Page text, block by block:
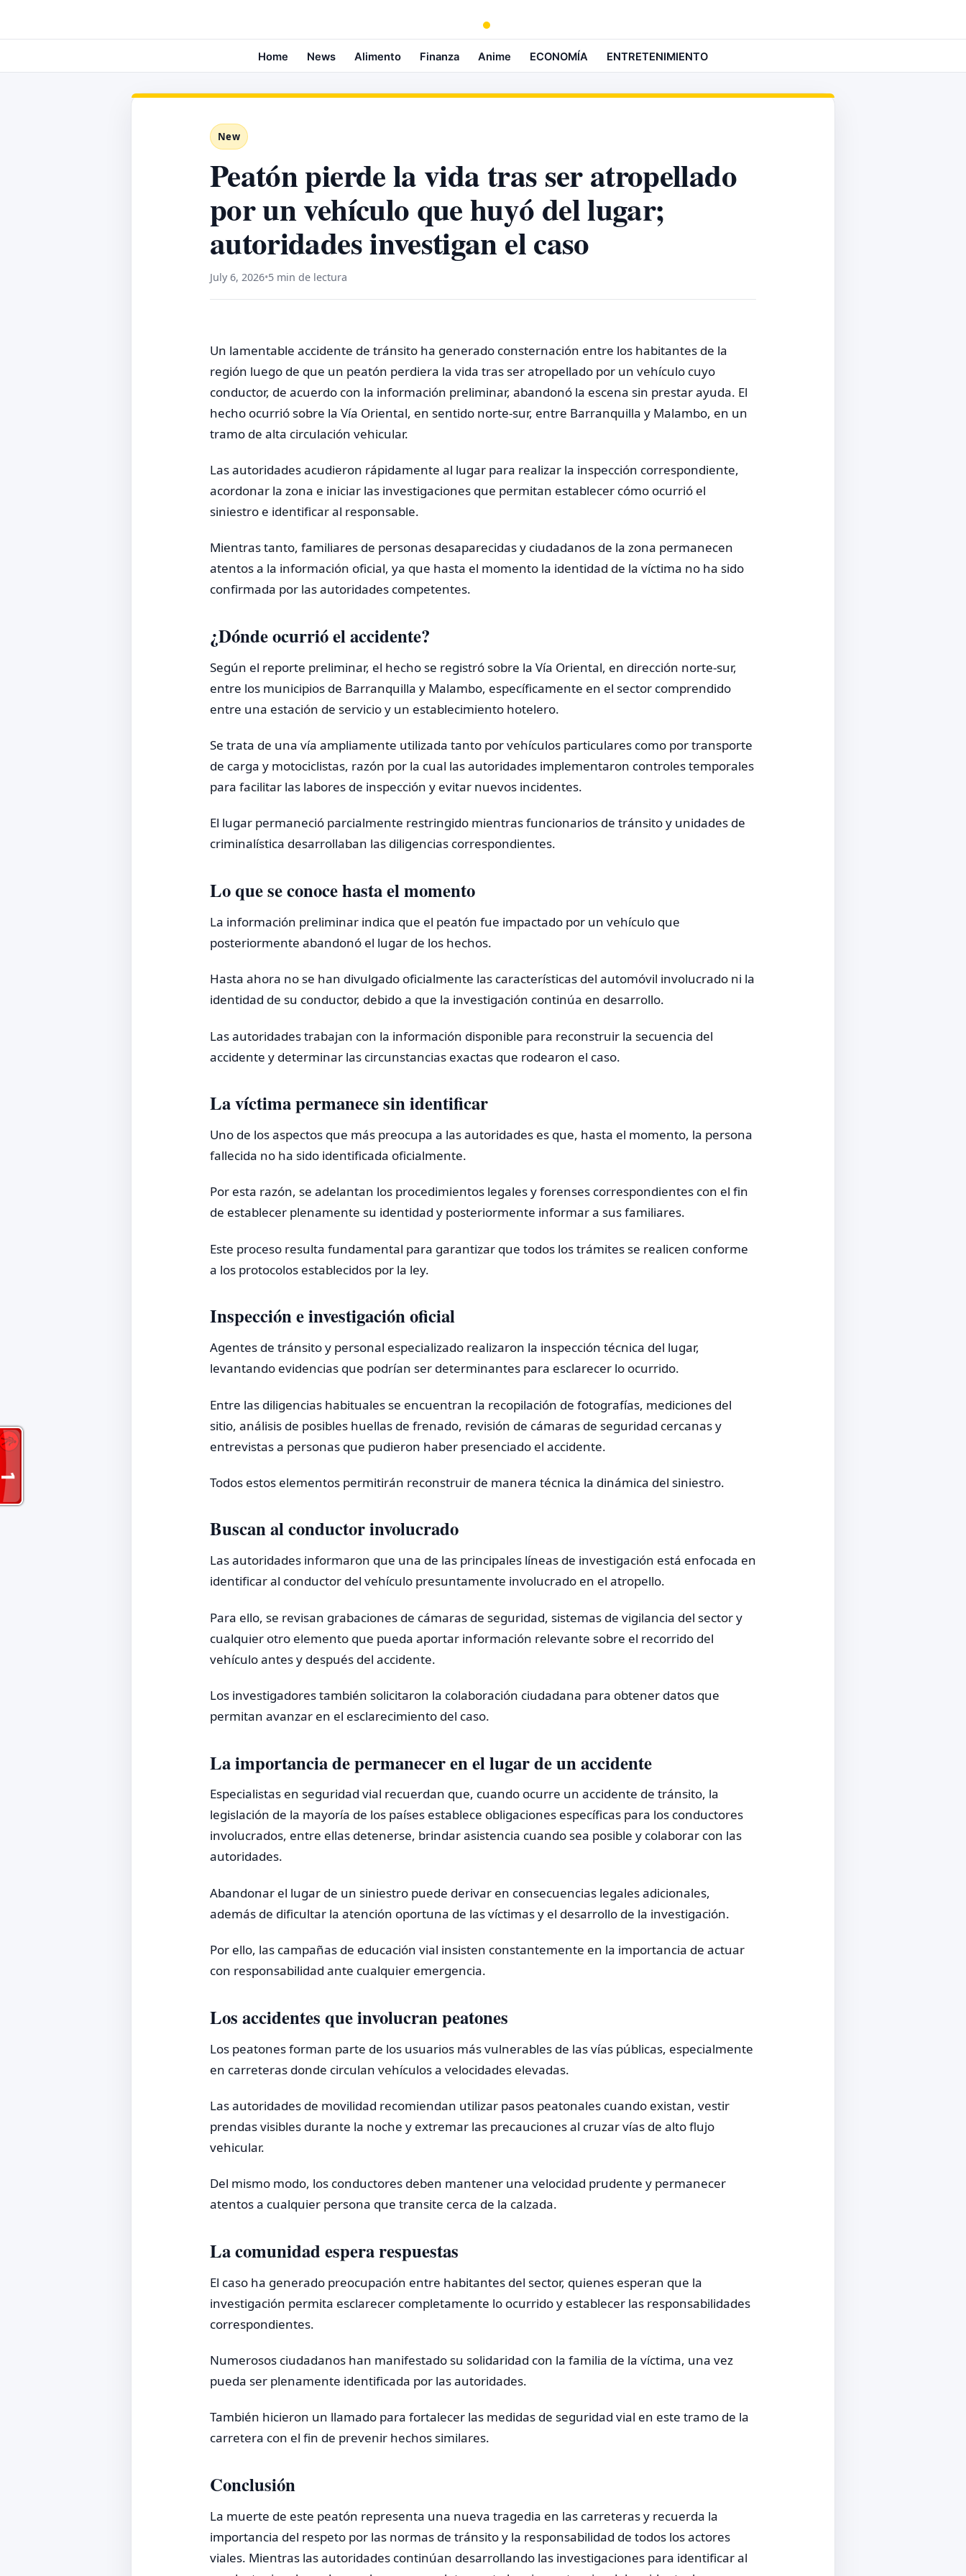
Home News Alimento Finanza Anime ECONOMÍA ENTRETENIMIENTO
New
Peatón pierde la vida tras ser atropellado
por un vehículo que huyó del lugar;
autoridades investigan el caso
July 6, 2026•5 min de lectura
Un lamentable accidente de tránsito ha generado consternación entre los habitantes de la
región luego de que un peatón perdiera la vida tras ser atropellado por un vehículo cuyo
conductor, de acuerdo con la información preliminar, abandonó la escena sin prestar ayuda. El
hecho ocurrió sobre la Vía Oriental, en sentido norte-sur, entre Barranquilla y Malambo, en un
tramo de alta circulación vehicular.
Las autoridades acudieron rápidamente al lugar para realizar la inspección correspondiente,
acordonar la zona e iniciar las investigaciones que permitan establecer cómo ocurrió el
siniestro e identificar al responsable.
Mientras tanto, familiares de personas desaparecidas y ciudadanos de la zona permanecen
atentos a la información oficial, ya que hasta el momento la identidad de la víctima no ha sido
confirmada por las autoridades competentes.
¿Dónde ocurrió el accidente?
Según el reporte preliminar, el hecho se registró sobre la Vía Oriental, en dirección norte-sur,
entre los municipios de Barranquilla y Malambo, específicamente en el sector comprendido
entre una estación de servicio y un establecimiento hotelero.
Se trata de una vía ampliamente utilizada tanto por vehículos particulares como por transporte
de carga y motociclistas, razón por la cual las autoridades implementaron controles temporales
para facilitar las labores de inspección y evitar nuevos incidentes.
El lugar permaneció parcialmente restringido mientras funcionarios de tránsito y unidades de
criminalística desarrollaban las diligencias correspondientes.
Lo que se conoce hasta el momento
La información preliminar indica que el peatón fue impactado por un vehículo que
posteriormente abandonó el lugar de los hechos.
Hasta ahora no se han divulgado oficialmente las características del automóvil involucrado ni la
identidad de su conductor, debido a que la investigación continúa en desarrollo.
Las autoridades trabajan con la información disponible para reconstruir la secuencia del
accidente y determinar las circunstancias exactas que rodearon el caso.
La víctima permanece sin identificar
Uno de los aspectos que más preocupa a las autoridades es que, hasta el momento, la persona
fallecida no ha sido identificada oficialmente.
Por esta razón, se adelantan los procedimientos legales y forenses correspondientes con el fin
de establecer plenamente su identidad y posteriormente informar a sus familiares.
Este proceso resulta fundamental para garantizar que todos los trámites se realicen conforme
a los protocolos establecidos por la ley.
Inspección e investigación oficial
Agentes de tránsito y personal especializado realizaron la inspección técnica del lugar,
levantando evidencias que podrían ser determinantes para esclarecer lo ocurrido.
Entre las diligencias habituales se encuentran la recopilación de fotografías, mediciones del
sitio, análisis de posibles huellas de frenado, revisión de cámaras de seguridad cercanas y
entrevistas a personas que pudieron haber presenciado el accidente.
Todos estos elementos permitirán reconstruir de manera técnica la dinámica del siniestro.
Buscan al conductor involucrado
Las autoridades informaron que una de las principales líneas de investigación está enfocada en
identificar al conductor del vehículo presuntamente involucrado en el atropello.
Para ello, se revisan grabaciones de cámaras de seguridad, sistemas de vigilancia del sector y
cualquier otro elemento que pueda aportar información relevante sobre el recorrido del
vehículo antes y después del accidente.
Los investigadores también solicitaron la colaboración ciudadana para obtener datos que
permitan avanzar en el esclarecimiento del caso.
La importancia de permanecer en el lugar de un accidente
Especialistas en seguridad vial recuerdan que, cuando ocurre un accidente de tránsito, la
legislación de la mayoría de los países establece obligaciones específicas para los conductores
involucrados, entre ellas detenerse, brindar asistencia cuando sea posible y colaborar con las
autoridades.
Abandonar el lugar de un siniestro puede derivar en consecuencias legales adicionales,
además de dificultar la atención oportuna de las víctimas y el desarrollo de la investigación.
Por ello, las campañas de educación vial insisten constantemente en la importancia de actuar
con responsabilidad ante cualquier emergencia.
Los accidentes que involucran peatones
Los peatones forman parte de los usuarios más vulnerables de las vías públicas, especialmente
en carreteras donde circulan vehículos a velocidades elevadas.
Las autoridades de movilidad recomiendan utilizar pasos peatonales cuando existan, vestir
prendas visibles durante la noche y extremar las precauciones al cruzar vías de alto flujo
vehicular.
Del mismo modo, los conductores deben mantener una velocidad prudente y permanecer
atentos a cualquier persona que transite cerca de la calzada.
La comunidad espera respuestas
El caso ha generado preocupación entre habitantes del sector, quienes esperan que la
investigación permita esclarecer completamente lo ocurrido y establecer las responsabilidades
correspondientes.
Numerosos ciudadanos han manifestado su solidaridad con la familia de la víctima, una vez
pueda ser plenamente identificada por las autoridades.
También hicieron un llamado para fortalecer las medidas de seguridad vial en este tramo de la
carretera con el fin de prevenir hechos similares.
Conclusión
La muerte de este peatón representa una nueva tragedia en las carreteras y recuerda la
importancia del respeto por las normas de tránsito y la responsabilidad de todos los actores
viales. Mientras las autoridades continúan desarrollando las investigaciones para identificar al